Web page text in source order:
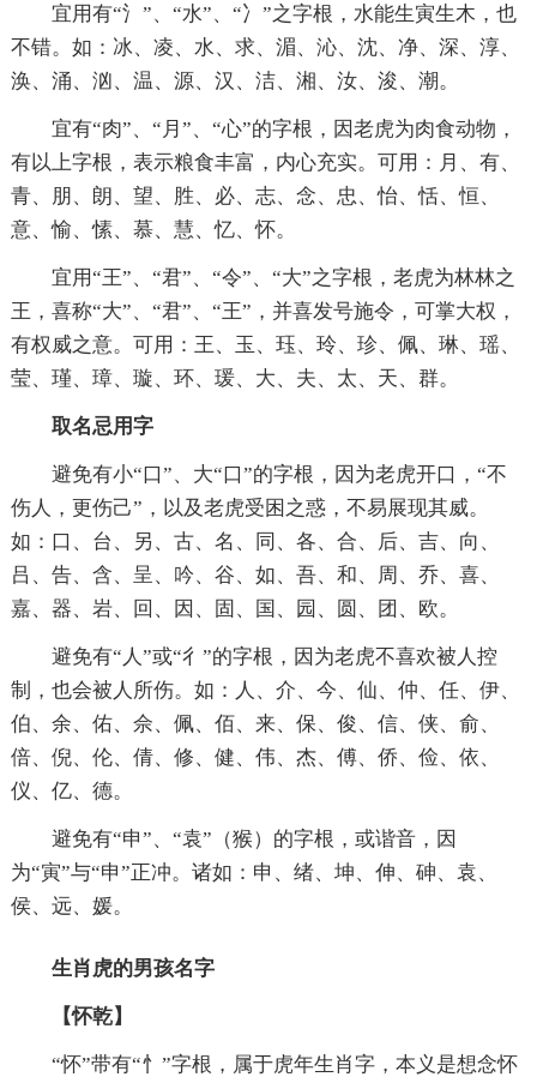
宜用有“氵”、“水”、“冫”之字根，水能生寅生木，也
不错。如：冰、凌、水、求、湄、沁、沈、净、深、淳、
涣、涌、汹、温、源、汉、洁、湘、汝、浚、潮。
宜有“肉”、“月”、“心”的字根，因老虎为肉食动物，
有以上字根，表示粮食丰富，内心充实。可用：月、有、
青、朋、朗、望、胜、必、志、念、忠、怡、恬、恒、
意、愉、愫、慕、慧、忆、怀。
宜用“王”、“君”、“令”、“大”之字根，老虎为林林之
王，喜称“大”、“君”、“王”，并喜发号施令，可掌大权，
有权威之意。可用：王、玉、珏、玲、珍、佩、琳、瑶、
莹、瑾、璋、璇、环、瑗、大、夫、太、天、群。
取名忌用字
避免有小“口”、大“口”的字根，因为老虎开口，“不
伤人，更伤己”，以及老虎受困之惑，不易展现其威。
如：口、台、另、古、名、同、各、合、后、吉、向、
吕、告、含、呈、吟、谷、如、吾、和、周、乔、喜、
嘉、器、岩、回、因、固、国、园、圆、团、欧。
避免有“人”或“彳”的字根，因为老虎不喜欢被人控
制，也会被人所伤。如：人、介、今、仙、仲、任、伊、
伯、余、佑、佘、佩、佰、来、保、俊、信、侠、俞、
倍、倪、伦、倩、修、健、伟、杰、傅、侨、俭、依、
仪、亿、德。
避免有“申”、“袁”（猴）的字根，或谐音，因
为“寅”与“申”正冲。诸如：申、绪、坤、伸、砷、袁、
侯、远、媛。
生肖虎的男孩名字
【怀乾】
“怀”带有“忄”字根，属于虎年生肖字，本义是想念怀